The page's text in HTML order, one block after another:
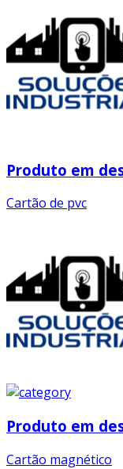
Produto em
Cartão de pvc
Produto em
Cartão magnético